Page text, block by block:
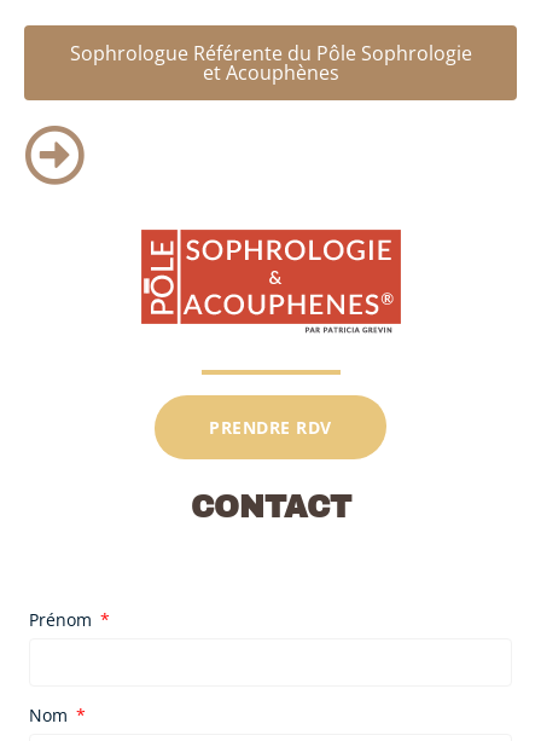
Sophrologue Référente du Pôle Sophrologie
et Acouphènes
PRENDRE RDV
CONTACT
Prénom
Nom